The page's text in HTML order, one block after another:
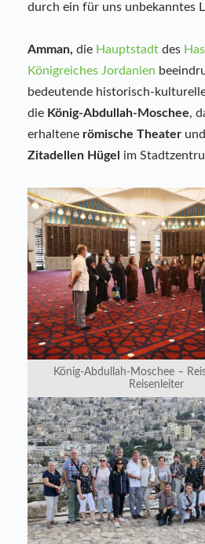
durch ein für uns unbekanntes
Amman, die Hauptstadt des
Königreiches Jordanien
bedeutende historisch-
die König-Abdullah-Moschee,
erhaltene römische Theater
Zitadellen Hügel
im
König-Abdullah-Moschee –
Reisenleiter